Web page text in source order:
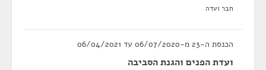
חבר ועדה
הכנסת ה-23 מ-06/07/2020 עד 06/04/2021
ועדת הפנים והגנת הסביבה